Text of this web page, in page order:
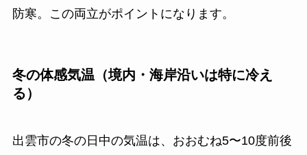
防寒。この両立がポイントになります。
冬の体感気温（境内・海岸沿いは特に冷え
る）
出雲市の冬の日中の気温は、おおむね5〜10度前後